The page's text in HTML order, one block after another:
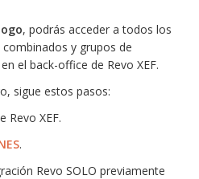
, podrás acceder a todos los
y grupos de
el back-office de Revo XEF.
sigue estos pasos:
Revo XEF.
.
Revo SOLO previamente